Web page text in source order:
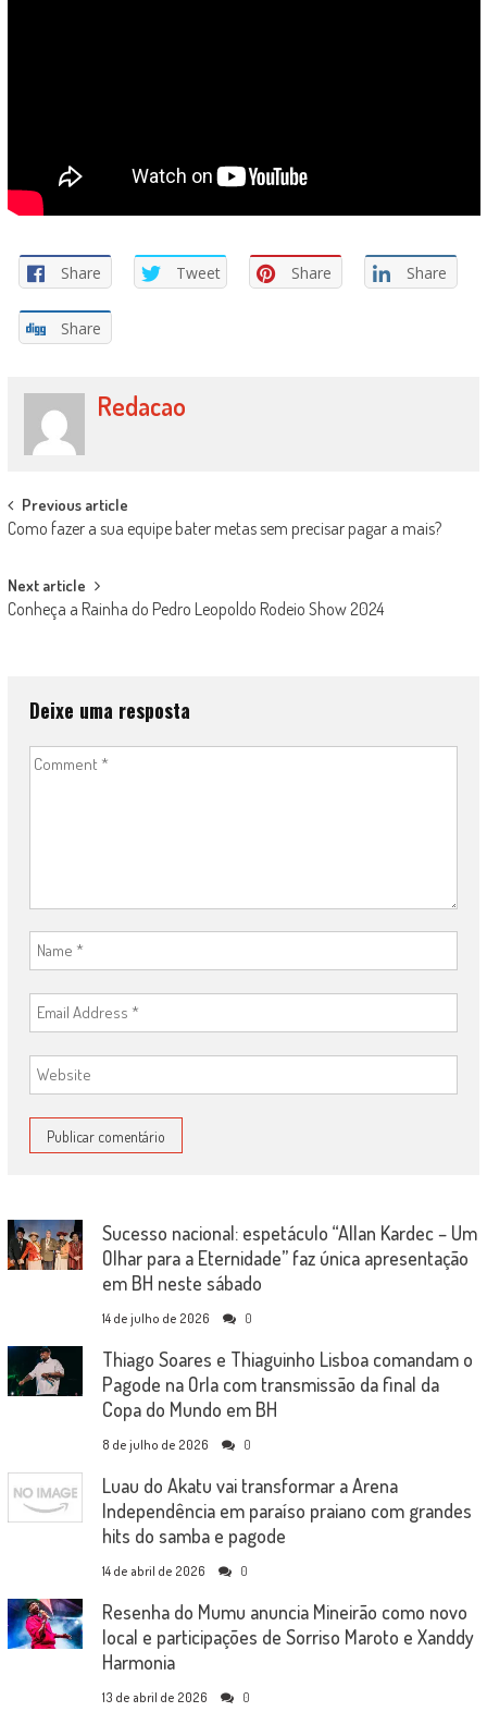
Share Tweet Share Share
Share
Redacao
Post navigation
Previous article
Como fazer a sua equipe bater metas sem precisar pagar a mais?
Next article
Conheça a Rainha do Pedro Leopoldo Rodeio Show 2024
Deixe uma resposta
Sucesso nacional: espetáculo “Allan Kardec – Um
Olhar para a Eternidade” faz única apresentação
em BH neste sábado
14 de julho de 2026 0
Thiago Soares e Thiaguinho Lisboa comandam o
Pagode na Orla com transmissão da final da
Copa do Mundo em BH
8 de julho de 2026 0
Luau do Akatu vai transformar a Arena
Independência em paraíso praiano com grandes
hits do samba e pagode
14 de abril de 2026 0
Resenha do Mumu anuncia Mineirão como novo
local e participações de Sorriso Maroto e Xanddy
Harmonia
13 de abril de 2026 0